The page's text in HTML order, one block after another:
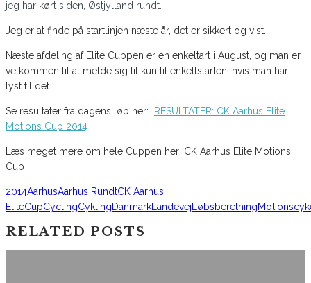
jeg har kørt siden, Østjylland rundt.
Jeg er at finde på startlinjen næste år, det er sikkert og vist.
Næste afdeling af Elite Cuppen er en enkeltart i August, og man er
velkommen til at melde sig til kun til enkeltstarten, hvis man har
lyst til det.
Se resultater fra dagens løb her:
RESULTATER: CK Aarhus Elite
Motions Cup 2014
Læs meget mere om hele Cuppen her: CK Aarhus Elite Motions
Cup
2014AarhusAarhus RundtCK Aarhus
EliteCupCyclingCyklingDanmark Landevej Løbsberetning
RELATED POSTS